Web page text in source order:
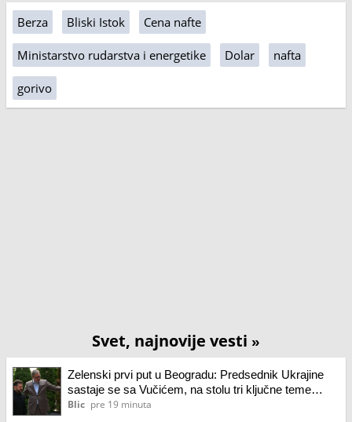
Berza Bliski Istok Cena nafte
Ministarstvo rudarstva i energetike Dolar nafta
gorivo
Svet, najnovije vesti »
Zelenski prvi put u Beogradu: Predsednik Ukrajine
sastaje se sa Vučićem, na stolu tri ključne teme
(foto, video)
Blic pre 19 minuta